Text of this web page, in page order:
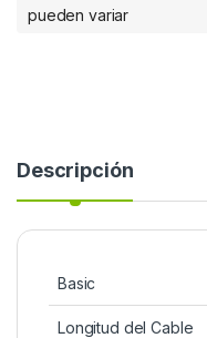
pueden variar
Descripción
Basic
Longitud del Cable